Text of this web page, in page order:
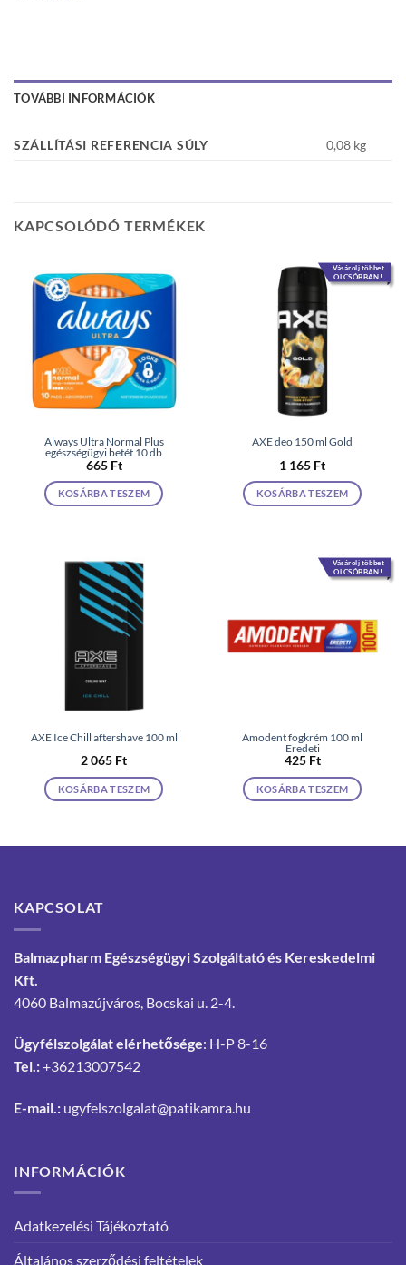
TOVÁBBI INFORMÁCIÓK
SZÁLLÍTÁSI REFERENCIA SÚLY 0,08 kg
KAPCSOLÓDÓ TERMÉKEK
Always Ultra Normal Plus
egészségügyi betét 10 db
665 Ft
KOSÁRBA TESZEM
Vásárolj többet
OLCSÓBBAN!
AXE deo 150 ml Gold
1 165 Ft
KOSÁRBA TESZEM
AXE Ice Chill aftershave 100 ml
2 065 Ft
KOSÁRBA TESZEM
Vásárolj többet
OLCSÓBBAN!
Amodent fogkrém 100 ml
Eredeti
425 Ft
KOSÁRBA TESZEM
KAPCSOLAT
Balmazpharm Egészségügyi Szolgáltató és Kereskedelmi
Kft.
4060 Balmazújváros, Bocskai u. 2-4.
Ügyfélszolgálat elérhetősége: H-P 8-16
Tel.:+36213007542
E-mail.: ugyfelszolgalat@patikamra.hu
INFORMÁCIÓK
Adatkezelési Tájékoztató
Általános szerződési feltételek